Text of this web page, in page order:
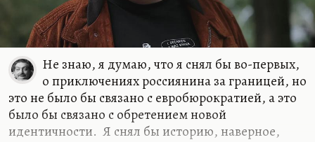
Не знаю, я думаю, что я снял бы во-первых,
о приключениях россиянина за границей, но
это не было бы связано с евробюрократией, а это
было бы связано с обретением новой
идентичности. Я снял бы историю, наверное,